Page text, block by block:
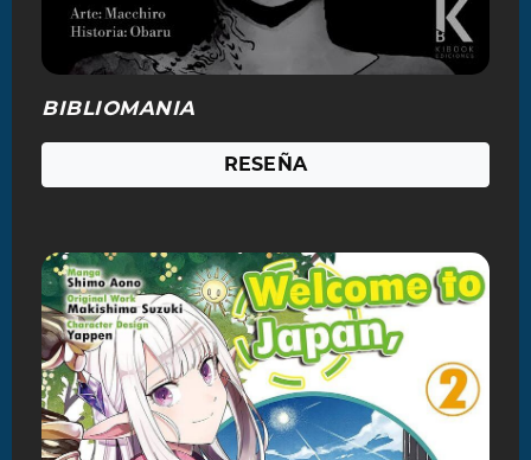
BIBLIOMANIA
RESEÑA